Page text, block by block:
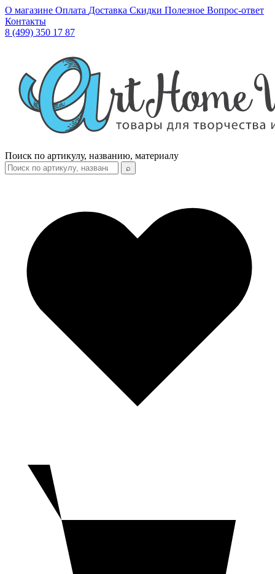
О магазине Оплата Доставка Скидки Полезное Вопрос-ответ
Контакты
8 (499) 350 17 87
Поиск по артикулу, названию, материалу
⌕